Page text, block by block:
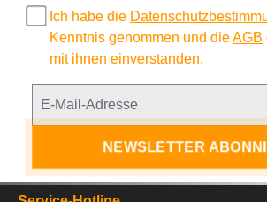
Ich habe die
Kenntnis genommen und dieAGB
mit ihnen einverstanden.
NEWSLETTER